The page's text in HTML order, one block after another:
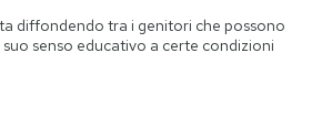
diffondendo tra i genitori che possono
senso educativo a certe condizioni